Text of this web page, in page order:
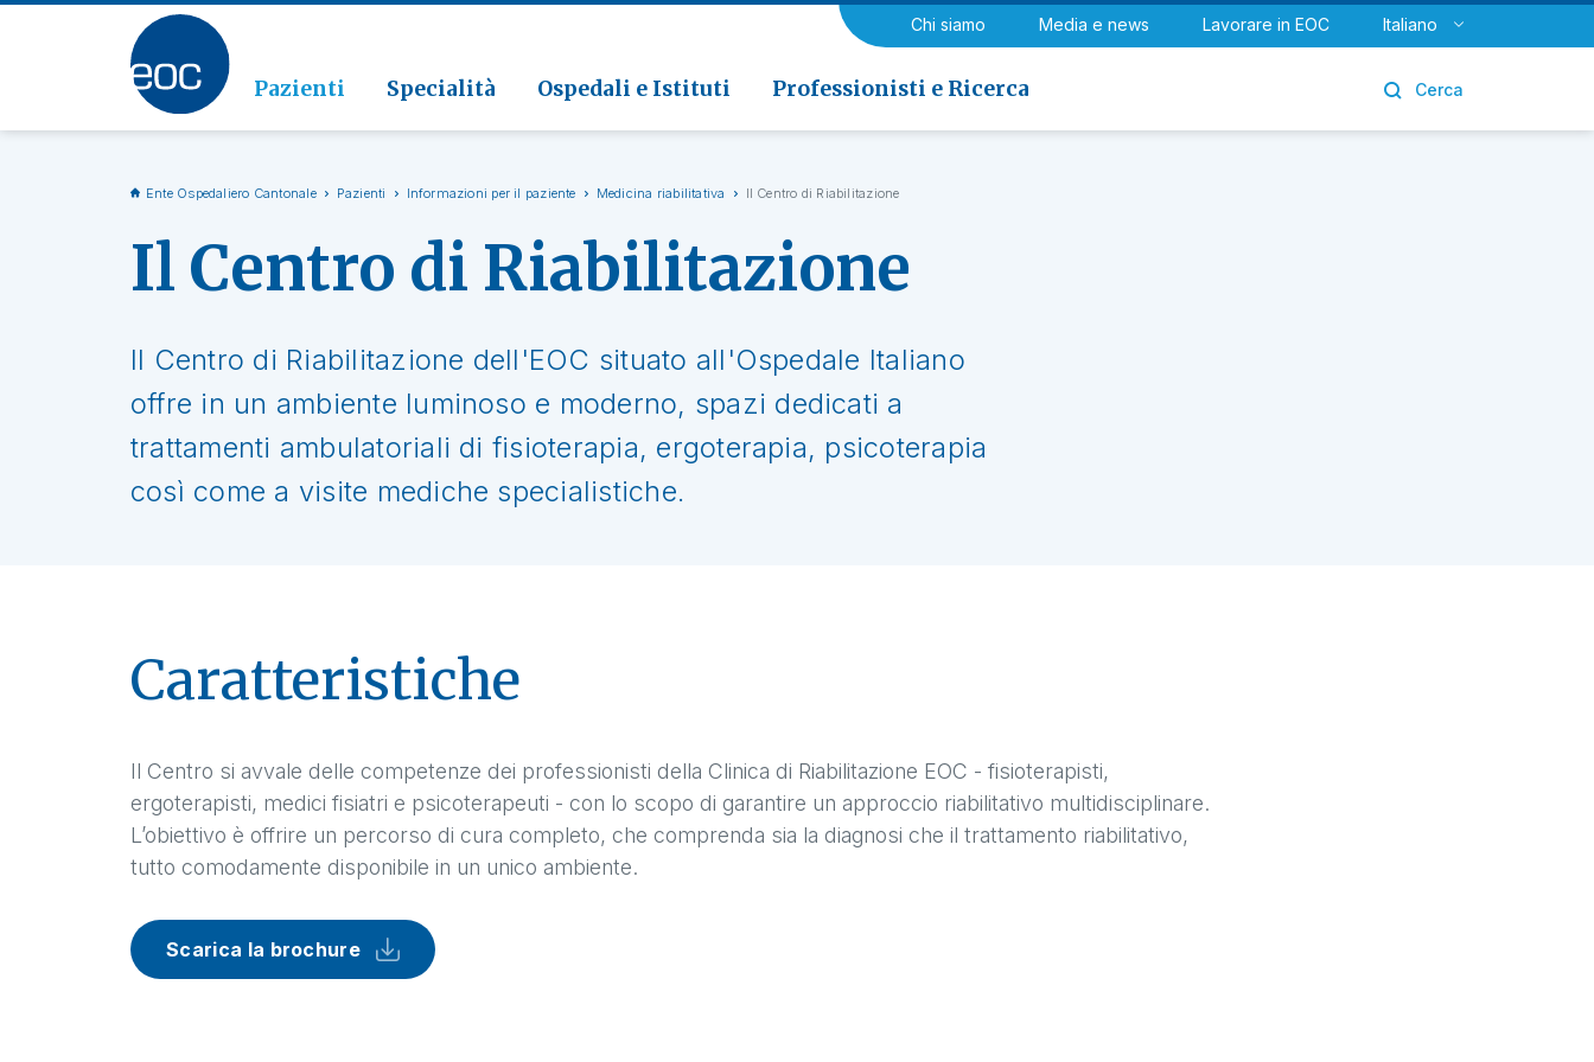
Chi siamo Media e news Lavorare in EOC Italiano
Pazienti Specialità Ospedali e Istituti Professionisti e Ricerca Cerca
Vai alla sezione
Medicina riabilitativa
Neurologia e Neurochirurgia Urologia
Clinica di Riabilitazione EOC, Novaggio
Patologia
Ente Ospedaliero Cantonale Pazienti Informazioni per il paziente Medicina riabilitativa Il Centro di Riabilitazione
Il Centro di Riabilitazione
Il Centro di Riabilitazione dell'EOC situato all'Ospedale Italiano
offre in un ambiente luminoso e moderno, spazi dedicati a
trattamenti ambulatoriali di fisioterapia, ergoterapia, psicoterapia
così come a visite mediche specialistiche.
Caratteristiche
Il Centro si avvale delle competenze dei professionisti della Clinica di Riabilitazione EOC - fisioterapisti,
ergoterapisti, medici fisiatri e psicoterapeuti - con lo scopo di garantire un approccio riabilitativo multidisciplinare.
L’obiettivo è offrire un percorso di cura completo, che comprenda sia la diagnosi che il trattamento riabilitativo,
tutto comodamente disponibile in un unico ambiente.
Scarica la brochure